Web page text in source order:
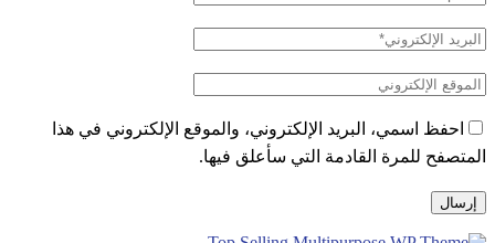
احفظ اسمي، البريد الإلكتروني، والموقع الإلكتروني في هذا
المتصفح للمرة القادمة التي سأعلق فيها.